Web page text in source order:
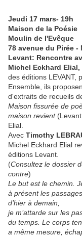
Jeudi 17 mars- 19h
Maison de la Poésie
Moulin de l'Evêque
78 avenue du Pirée -
Levant: Rencontre
Michel Eckhard Elial,
des éditions LEVANT,
Ensemble, ils
d'extraits de recueils
Maison fissurée de
maison revient
Elial.
Avec Timothy
Michel Eckhard Elial
éditions Levant.
(Consultez le dossier
contre)
Le but est le chemin.
à présent les passages
d’hier à demain,
je m’attarde sur les
du temps. Le corps
a même mesure,